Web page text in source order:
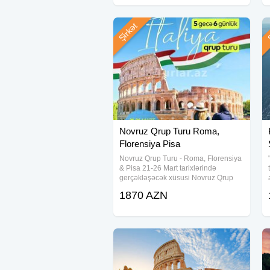
olacaqsınız
Novruz Qrup Turu Roma,
Florensiya Pisa
Novruz Qrup Turu - Roma, Florensiya
& Pisa 21-26 Mart tarixlərində
gerçəkləşəcək xüsusi Novruz Qrup
ruhunu, Florensiyanın sənətlə dolu
möhtəşəm
Şirkət
1870 AZN